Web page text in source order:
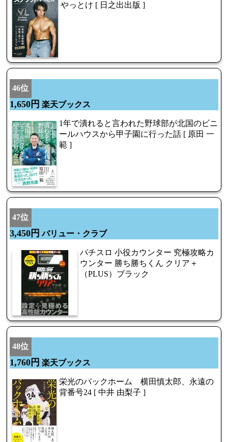
やっとけ [ 日之出出版 ]
46位
1,650円 楽天ブックス
1年で潰れると言われた野球部が北国のビニ
ールハウスから甲子園に行った話 [ 原田 一
範 ]
47位
3,450円 バリュー・クラブ
パチスロ 小役カウンター 究極攻略カ
ウンター 勝ち勝ちくん クリア＋
（PLUS）ブラック
48位
1,760円 楽天ブックス
栄光のバックホーム 横田慎太郎、永遠の
背番号24 [ 中井 由梨子 ]